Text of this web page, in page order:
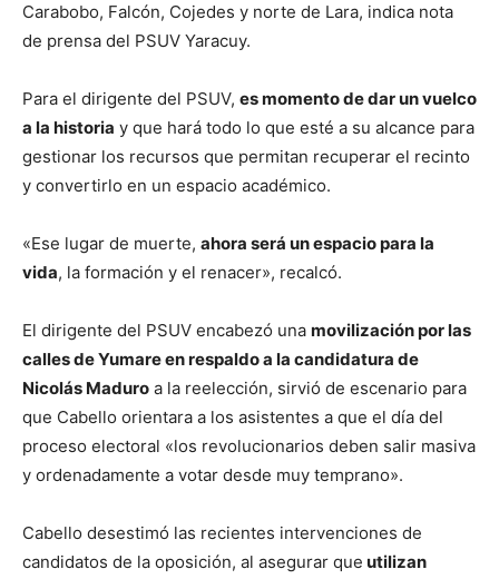
Carabobo, Falcón, Cojedes y norte de Lara, indica nota
de prensa del PSUV Yaracuy.
Para el dirigente del PSUV, es momento de dar un vuelco
a la historia y que hará todo lo que esté a su alcance para
gestionar los recursos que permitan recuperar el recinto
y convertirlo en un espacio académico.
«Ese lugar de muerte, ahora será un espacio para la
vida, la formación y el renacer», recalcó.
El dirigente del PSUV encabezó una movilización por las
calles de Yumare en respaldo a la candidatura de
Nicolás Maduro a la reelección, sirvió de escenario para
que Cabello orientara a los asistentes a que el día del
proceso electoral «los revolucionarios deben salir masiva
y ordenadamente a votar desde muy temprano».
Cabello desestimó las recientes intervenciones de
candidatos de la oposición, al asegurar que utilizan